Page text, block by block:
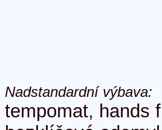
Nadstandardní výbava:
tempomat, hands